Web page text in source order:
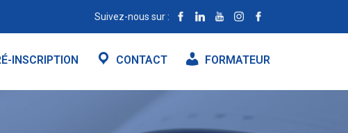
Suivez-nous sur :
INSCRIPTION CONTACT FORMATEUR